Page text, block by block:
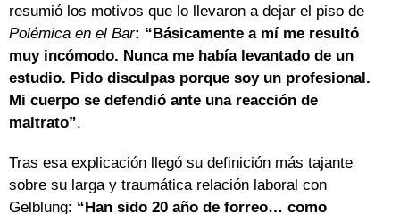
resumió los motivos que lo llevaron a dejar el piso de
Polémica en el Bar: “Básicamente a mí me resultó
muy incómodo. Nunca me había levantado de un
estudio. Pido disculpas porque soy un profesional.
Mi cuerpo se defendió ante una reacción de
maltrato”.
Tras esa explicación llegó su definición más tajante
sobre su larga y traumática relación laboral con
Gelblung: “Han sido 20 año de forreo… como